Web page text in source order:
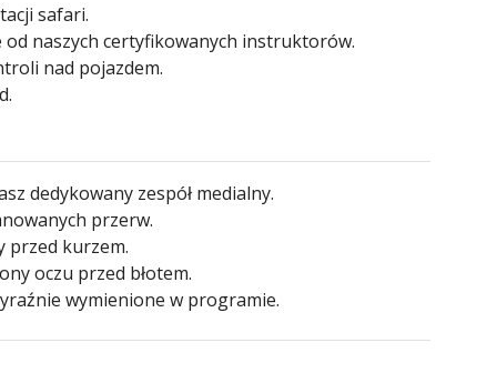
safari.
naszych certyfikowanych instruktorów.
nad pojazdem.
dedykowany zespół medialny.
przerw.
przed kurzem.
oczu przed błotem.
wymienione w programie.